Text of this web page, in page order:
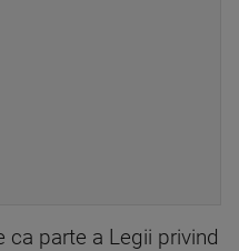
ca parte a Legii privind